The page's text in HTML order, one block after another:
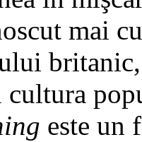
mai
britanic,
cultura
este un